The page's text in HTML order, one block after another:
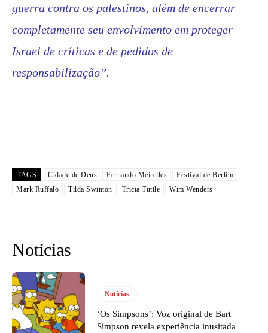
guerra contra os palestinos, além de encerrar
completamente seu envolvimento em proteger
Israel de críticas e de pedidos de
responsabilização”.
TAGS Cidade de Deus Fernando Meirelles
Festival de Berlim
Mark Ruffalo
Tilda Swinton Tricia Tuttle Wim Wenders
Notícias
Notícias
‘Os Simpsons’: Voz original de Bart
Simpson revela experiência inusitada